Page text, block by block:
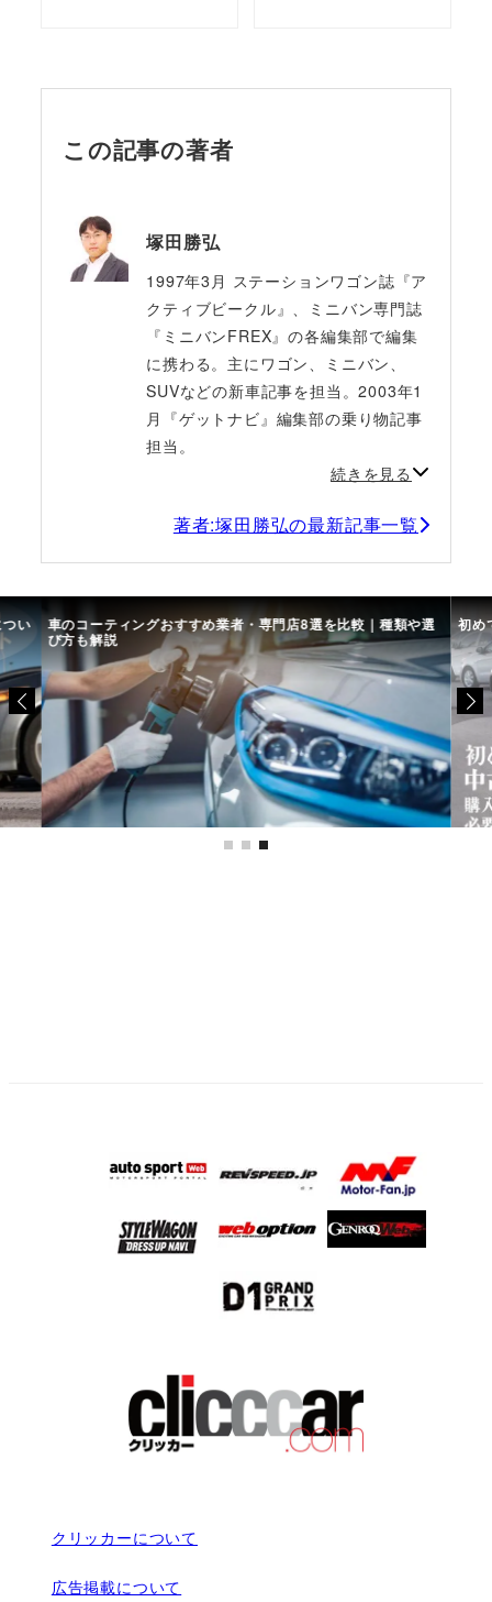
この記事の著者
塚田勝弘
1997年3月 ステーションワゴン誌『ア
クティブビークル』、ミニバン専門誌
『ミニバンFREX』の各編集部で編集
に携わる。主にワゴン、ミニバン、
SUVなどの新車記事を担当。2003年1
月『ゲットナビ』編集部の乗り物記事
担当。
続きを見る
著者:塚田勝弘の最新記事一覧
い 車のコーティングおすすめ業者・専門店8選を比較｜種類や選
び方も解説
初め
クリッカーについて
広告掲載について